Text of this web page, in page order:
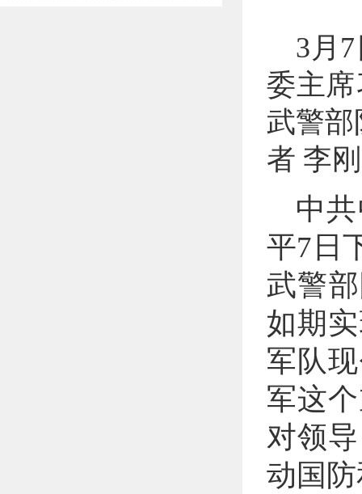
3月
委主
武警
者 李
中
平7日
武警
如期
军队
军这
对领
动国